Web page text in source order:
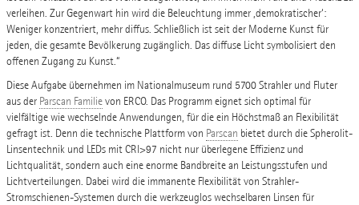
verleihen. Zur Gegenwart hin wird die Beleuchtung immer ‚demokratischer‘:
Weniger konzentriert, mehr diffus. Schließlich ist seit der Moderne Kunst für
jeden, die gesamte Bevölkerung zugänglich. Das diffuse Licht symbolisiert den
offenen Zugang zu Kunst.“
Diese Aufgabe übernehmen im Nationalmuseum rund 5700 Strahler und Fluter
aus der Parscan Familievon ERCO. Das Programm eignet sich optimal für
vielfältige wie wechselnde Anwendungen, für die ein Höchstmaß an Flexibilität
gefragt ist. Denn die technische Plattform von Parscan bietet durch die Spherolit-
Linsentechnik und LEDs mit CRI>97 nicht nur überlegene Effizienz und
Lichtqualität, sondern auch eine enorme Bandbreite an Leistungsstufen und
Lichtverteilungen. Dabei wird die immanente Flexibilität von Strahler-
Stromschienen-Systemen durch die werkzeuglos wechselbaren Linsen für